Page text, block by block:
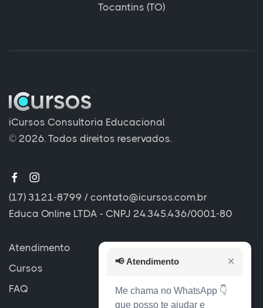
Tocantins (TO)
iCursos Consultoria Educacional
© 2026. Todos direitos reservados.
(17) 3121-8799 / contato@icursos.com.br
Educa Online LTDA - CNPJ 24.345.436/0001-80
Atendimento
Cursos
FAQ
📢 Atendimento ✕
Me chama no WhatsApp 👇
que posso te ajudar e